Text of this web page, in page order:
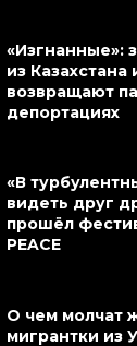
«Изгнанные»:
из
возвращают
депортациях
«В
видеть друг
прошёл
PEACE
О чем молчат
мигрантки из